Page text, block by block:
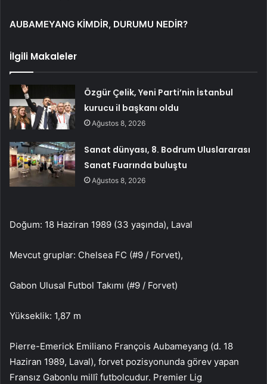
AUBAMEYANG KİMDİR, DURUMU NEDİR?
İlgili Makaleler
Özgür Çelik, Yeni Parti’nin İstanbul
kurucu il başkanı oldu
Ağustos 8, 2026
Sanat dünyası, 8. Bodrum Uluslararası
Sanat Fuarında buluştu
Ağustos 8, 2026
Doğum: 18 Haziran 1989 (33 yaşında), Laval
Mevcut gruplar: Chelsea FC (#9 / Forvet),
Gabon Ulusal Futbol Takımı (#9 / Forvet)
Yükseklik: 1,87 m
Pierre-Emerick Emiliano François Aubameyang (d. 18
Haziran 1989, Laval), forvet pozisyonunda görev yapan
Fransız Gabonlu millî futbolcudur. Premier Lig